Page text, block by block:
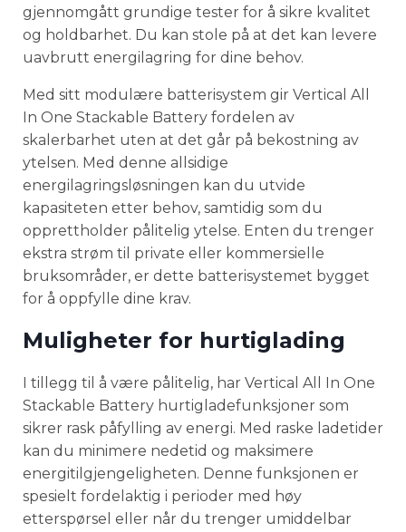
gjennomgått grundige tester for å sikre kvalitet
og holdbarhet. Du kan stole på at det kan levere
uavbrutt energilagring for dine behov.
Med sitt modulære batterisystem gir Vertical All
In One Stackable Battery fordelen av
skalerbarhet uten at det går på bekostning av
ytelsen. Med denne allsidige
energilagringsløsningen kan du utvide
kapasiteten etter behov, samtidig som du
opprettholder pålitelig ytelse. Enten du trenger
ekstra strøm til private eller kommersielle
bruksområder, er dette batterisystemet bygget
for å oppfylle dine krav.
Muligheter for hurtiglading
I tillegg til å være pålitelig, har Vertical All In One
Stackable Battery hurtigladefunksjoner som
sikrer rask påfylling av energi. Med raske ladetider
kan du minimere nedetid og maksimere
energitilgjengeligheten. Denne funksjonen er
spesielt fordelaktig i perioder med høy
etterspørsel eller når du trenger umiddelbar